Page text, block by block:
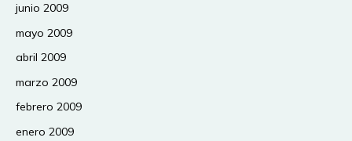
junio 2009
mayo 2009
abril 2009
marzo 2009
febrero 2009
enero 2009